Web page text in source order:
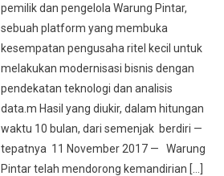
pemilik dan pengelola Warung Pintar,
sebuah platform yang membuka
kesempatan pengusaha ritel kecil untuk
melakukan modernisasi bisnis dengan
pendekatan teknologi dan analisis
data.m Hasil yang diukir, dalam hitungan
waktu 10 bulan, dari semenjak berdiri —
tepatnya 11 November 2017 — Warung
Pintar telah mendorong kemandirian […]